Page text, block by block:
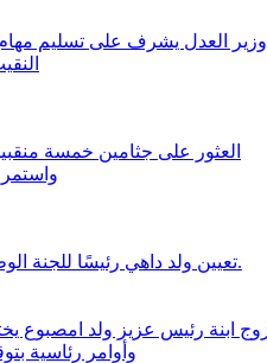
وزير العدل يشرف على تسليم مهام
العثور على جثامين خمسة
تعيين ولد داهي رئيسًا للجنة الوطنية لحقوق الإنسان.
وأوامر رئاسية